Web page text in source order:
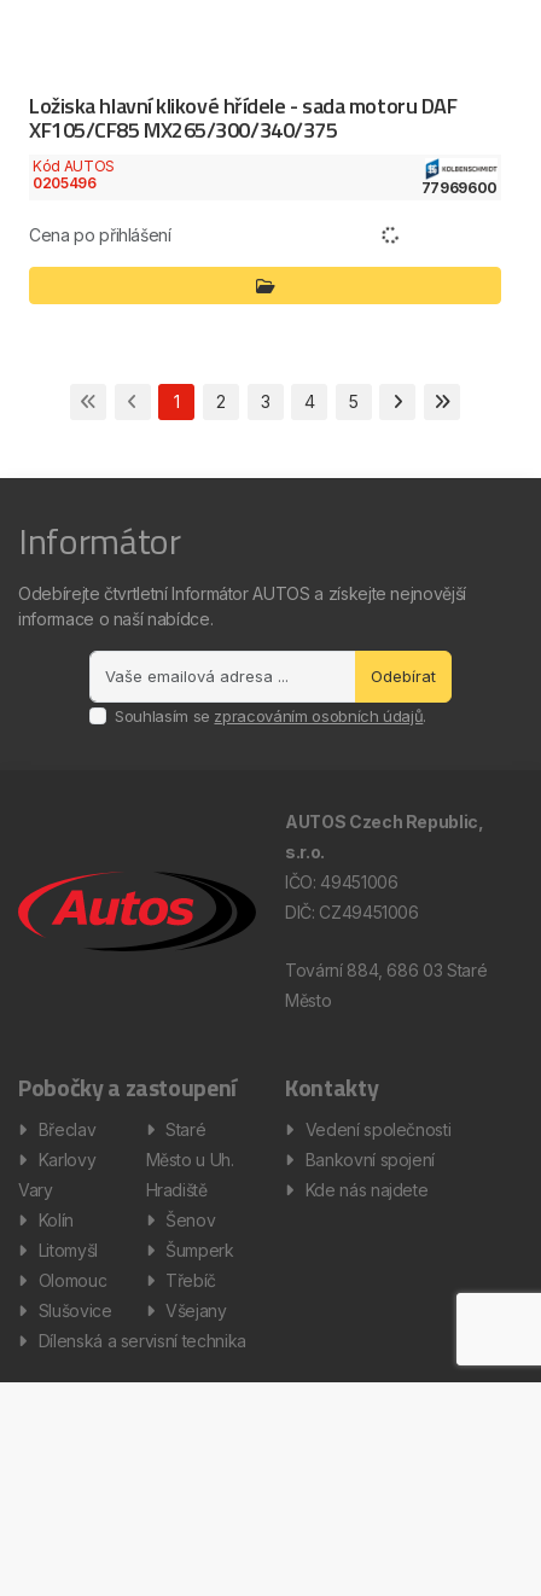
Ložiska hlavní klikové hřídele - sada motoru DAF
XF105/CF85 MX265/300/340/375
Kód AUTOS
0205496
77969600
Cena po přihlášení
1 2 3 4 5
Informátor
Odebírejte čtvrtletní Informátor AUTOS a získejte nejnovější
informace o naší nabídce.
Odebírat
Souhlasím se zpracováním osobních údajů.
AUTOS Czech Republic,
s.r.o.
IČO: 49451006
DIČ: CZ49451006
Tovární 884, 686 03 Staré
Město
Pobočky a zastoupení
Břeclav
Karlovy
Vary
Kolín
Litomyšl
Olomouc
Slušovice
Staré
Město u Uh.
Hradiště
Šenov
Šumperk
Třebíč
Všejany
Dílenská a servisní technika
Kontakty
Vedení společnosti
Bankovní spojení
Kde nás najdete